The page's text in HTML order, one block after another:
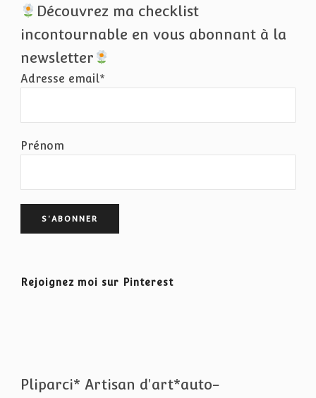
Découvrez ma checklist
incontournable en vous abonnant à la
newsletter
Adresse email*
Prénom
Rejoignez moi sur Pinterest
Pliparci* Artisan d'art*auto-